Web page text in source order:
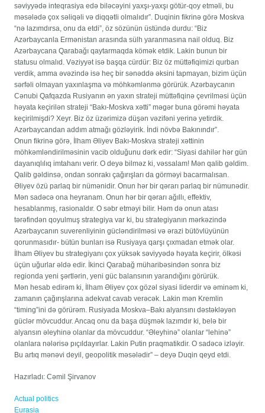
səviyyədə inteqrasiya edə biləcəyini yaxşı-yaxşı götür-qoy etməli, bu
məsələdə çox səliqəli və diqqətli olmalıdır”. Duqinin fikrinə görə Moskva
“nə lazımdırsa, onu da etdi”, öz sözünün üstündə durdu: “Biz
Azərbaycanla Ermənistan arasında sülh yaranmasına nail olduq. Biz
Azərbaycana Qarabağı qaytarmaqda kömək etdik. Lakin bunun bir
statusu olmalıd. Vəziyyət isə başqa cürdür: Biz öz müttəfiqimizi qurban
verdik, amma əvəzində isə heç bir sənəddə əksini tapmayan, bizim üçün
sərfəli olmayan yaxınlaşma və möhkəmlənmə görürük. Azərbaycanın
Cənubi Qafqazda Rusiyanın ən yaxın strateji müttəfiqinə çevrilməsi üçün
həyata keçirilən strateji “Bakı-Moskva xətti” məgər buna görəmi həyata
keçirilmişdi? Xeyr. Biz öz üzərimizə düşən vəzifəni yerinə yetirdik.
Azərbaycandan addım atmağı gözləyirik. İndi növbə Bakınındır”.
Onun fikrinə görə, İlham Əliyev Bakı-Moskva strateji xəttinin
möhkəmləndirilməsinin vacib olduğunu dərk edir: “Siyasi dahilər hər gün
dayanıqlılıq imtahanı verir. O deyə bilməz ki, vəssalam! Mən qalib gəldim.
Qalib gəldinsə, ondan sonrakı çağırışları da görməyi bacarmalısan.
Əliyev özü parlaq bir nümənidir. Onun hər bir qərarı parlaq bir nümunədir.
Mən sadəcə ona heyranam. Onun hər bir qərarı ağıllı, effektiv,
hesablanmış, rasionaldır. O səbr etməyi bilir. Həm də onun atası
tərəfindən qoyulmuş strategiya var ki, bu strategiyanın mərkəzində
Azərbaycanın suverenliyinin gücləndirilməsi və ərazi bütövlüyünün
qorunmasıdır- bütün bunları isə Rusiyaya qarşı çıxmadan etmək olar.
İlham Əliyev bu strategiyanı çox yüksək səviyyədə həyata keçirir, ölkəsi
üçün uğurlar əldə edir. İkinci Qarabağ müharibəsindən sonra biz
regionda yeni şərtlərin, yeni güc balansının yarandığını görürük.
Mən hesab edirəm ki, İlham Əliyev çox gözəl siyasi liderdir və əminəm ki,
zamanın çağırışlarına adekvat cavab verəcək. Lakin mən Kremlin
“timing”ini də görürəm. Rusiyada Moskva–Bakı alyansını dəstəkləyən
güclər mövcuddur. Ancaq onu da başa düşmək lazımdır ki, belə bir
alyansın əleyhinə olanlar da mövcuddur. “Əleyhinə” olanlar “lehinə”
olanlara nələrisə pıçıldayırlar. Lakin Putin praqmatikdir. O sadəcə izləyir.
Bu artıq mənəvi deyil, geopolitik məsələdir” – deyə Duqin qeyd etdi.
Hazırladı: Cəmil Şirvanov
Actual politics
Eurasia